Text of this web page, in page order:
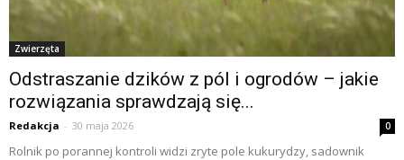
Zwierzęta
Odstraszanie dzików z pól i ogrodów – jakie
rozwiązania sprawdzają się...
Redakcja - 30 maja 2026 0
Rolnik po porannej kontroli widzi zryte pole kukurydzy, sadownik